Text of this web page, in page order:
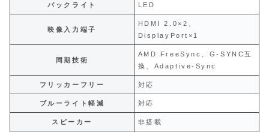
バックライト LED
映像入力端子
HDMI 2.0×2、
DisplayPort×1
同期技術
AMD FreeSync、G-SYNC互
換、Adaptive-Sync
フリッカーフリー 対応
ブルーライト軽減 対応
スピーカー 非搭載